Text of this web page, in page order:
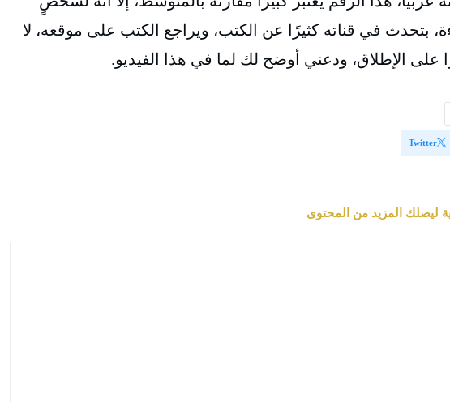
بتحدث في قناته كثيرًا عن الكتب، ويراجع الكتب على موقعه، لا
على الإطلاق، ودعني أوضح لك لما في هذا الفيديو.
Twitter
ليصلك المزيد من المحتوى